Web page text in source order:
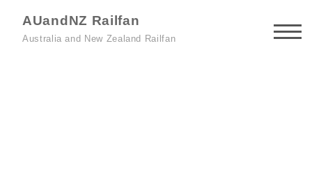
AUandNZ Railfan
Australia and New Zealand Railfan